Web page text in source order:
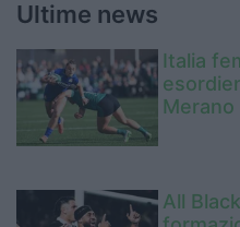
Ultime news
Italia
Merano
All